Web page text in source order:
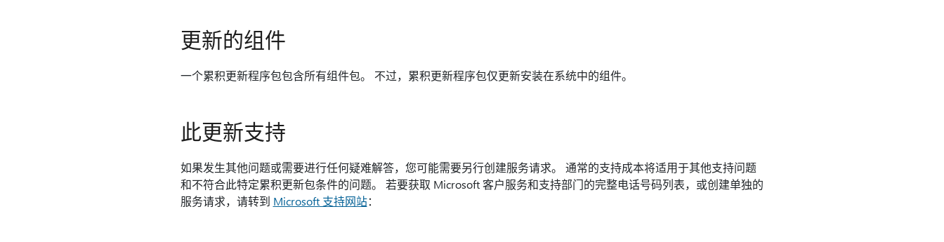
更新的组件
一个累积更新程序包包含所有组件包。 不过，累积更新程序包仅更新安装在系统中的组件。
此更新支持
如果发生其他问题或需要进行任何疑难解答，您可能需要另行创建服务请求。 通常的支持成本将适用于其他支持问题
和不符合此特定累积更新包条件的问题。 若要获取 Microsoft 客户服务和支持部门的完整电话号码列表，或创建单独的
服务请求，请转到 Microsoft 支持网站：